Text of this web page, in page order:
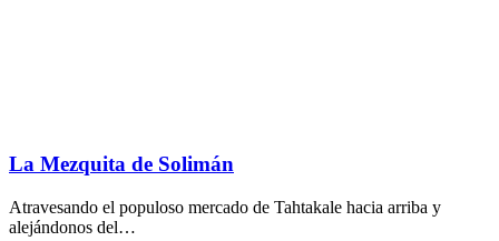
La Mezquita de Solimán
Atravesando el populoso mercado de Tahtakale hacia arriba y
alejándonos del…